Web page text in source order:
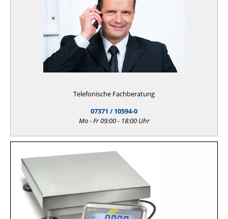
Telefonische Fachberatung
07371 / 10594-0
Mo - Fr 09:00 - 18:00 Uhr